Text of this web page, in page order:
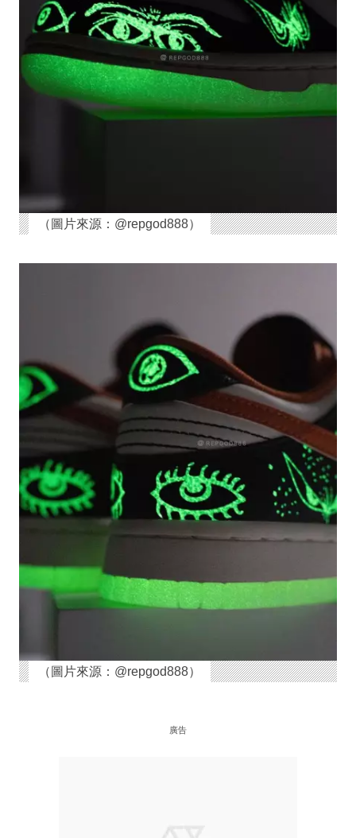
（圖片來源：@repgod888）
（圖片來源：@repgod888）
廣告